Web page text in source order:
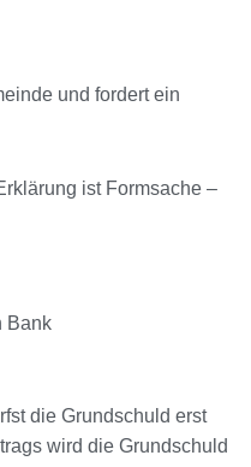
und fordert ein
ist Formsache –
Bank
die Grundschuld erst
wird die Grundschuld